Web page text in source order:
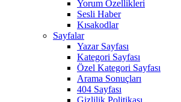
Yorum Özellikleri
Sesli Haber
Kısakodlar
Sayfalar
Yazar Sayfası
Kategori Sayfası
Özel Kategori Sayfası
Arama Sonuçları
404 Sayfası
Gizlilik Politikası